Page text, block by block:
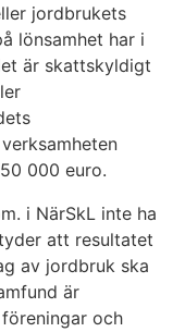
jordbrukets
lönsamhet har i
är skattskyldigt
000 euro.
i NärSkL inte ha
att resultatet
av jordbruk ska
är
och